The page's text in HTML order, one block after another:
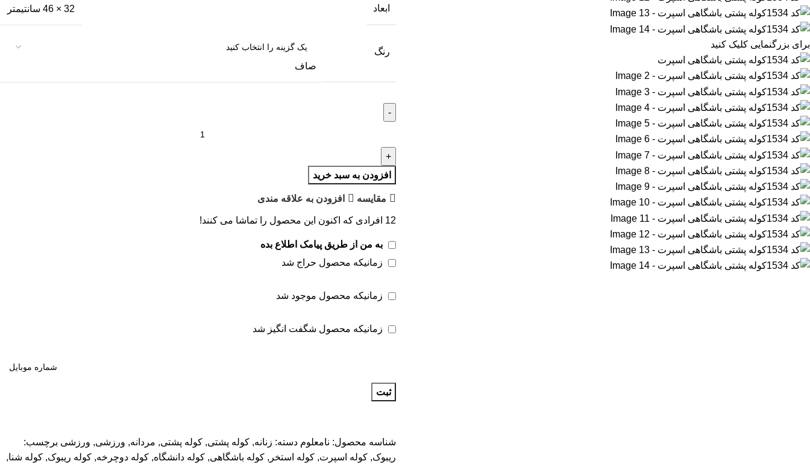
برای بزرگنمایی کلیک کنید
ابعاد 32 × 46 سانتیمتر
رنگ
صاف
افزودن به سبد خرید
مقايسه افزودن به علاقه مندی
12 افرادی که اکنون این محصول را تماشا می کنند!
به من از طریق پیامک اطلاع بده
زمانیکه محصول حراج شد
زمانیکه محصول موجود شد
زمانیکه محصول شگفت انگیز شد
ثبت
شناسه محصول: نامعلوم دسته: زنانه, کوله پشتی, کوله پشتی, مردانه, ورزشی, ورزشی برچسب:
ریبوک, کوله اسپرت, کوله استخر , کوله باشگاهی, کوله دانشگاه, کوله دوچرخه, کوله ریبوک, کوله شنا,